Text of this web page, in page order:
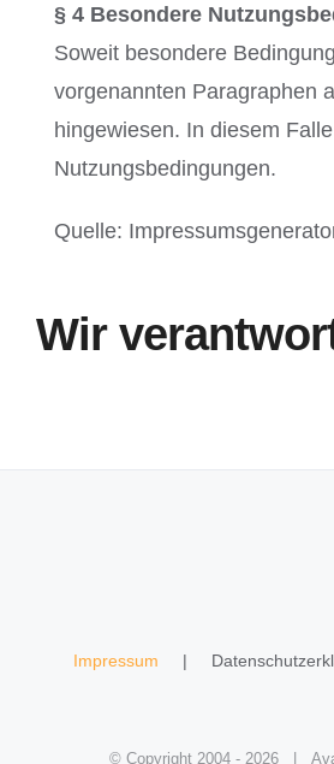
§ 4 Besondere
Soweit besondere
vorgenannten Paragraphen
hingewiesen. In diesem
Nutzungsbedingungen.
Quelle:
Wir
Impressum
© Copyright 2004 - 2026 |